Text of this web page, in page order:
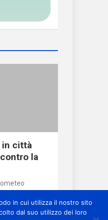
in città
la
in cui utilizza il nostro sito
dal suo utilizzo dei loro